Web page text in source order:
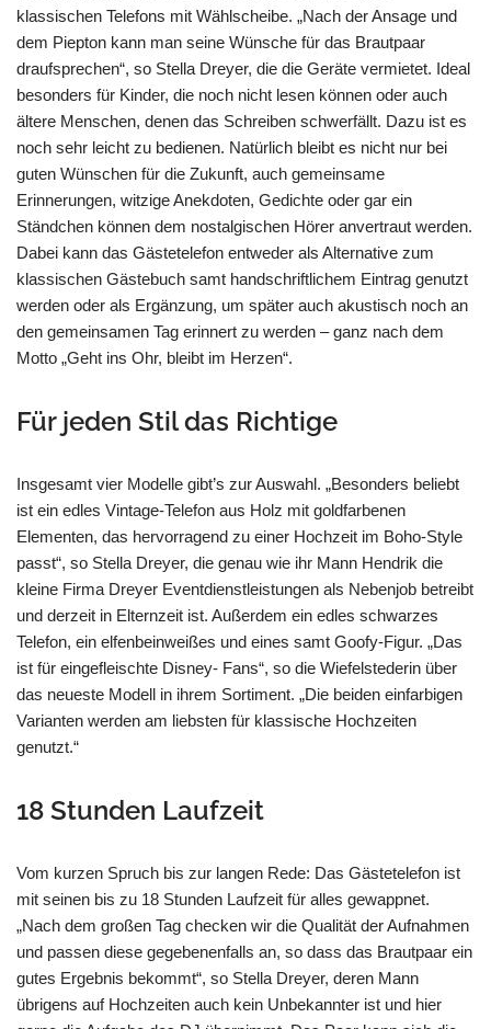
klassischen Telefons mit Wählscheibe. „Nach der Ansage und
dem Piepton kann man seine Wünsche für das Brautpaar
draufsprechen“, so Stella Dreyer, die die Geräte vermietet. Ideal
besonders für Kinder, die noch nicht lesen können oder auch
ältere Menschen, denen das Schreiben schwerfällt. Dazu ist es
noch sehr leicht zu bedienen. Natürlich bleibt es nicht nur bei
guten Wünschen für die Zukunft, auch gemeinsame
Erinnerungen, witzige Anekdoten, Gedichte oder gar ein
Ständchen können dem nostalgischen Hörer anvertraut werden.
Dabei kann das Gästetelefon entweder als Alternative zum
klassischen Gästebuch samt handschriftlichem Eintrag genutzt
werden oder als Ergänzung, um später auch akustisch noch an
den gemeinsamen Tag erinnert zu werden – ganz nach dem
Motto „Geht ins Ohr, bleibt im Herzen“.
Für jeden Stil das Richtige
Insgesamt vier Modelle gibt’s zur Auswahl. „Besonders beliebt
ist ein edles Vintage-Telefon aus Holz mit goldfarbenen
Elementen, das hervorragend zu einer Hochzeit im Boho-Style
passt“, so Stella Dreyer, die genau wie ihr Mann Hendrik die
kleine Firma Dreyer Eventdienstleistungen als Nebenjob betreibt
und derzeit in Elternzeit ist. Außerdem ein edles schwarzes
Telefon, ein elfenbeinweißes und eines samt Goofy-Figur. „Das
ist für eingefleischte Disney- Fans“, so die Wiefelstederin über
das neueste Modell in ihrem Sortiment. „Die beiden einfarbigen
Varianten werden am liebsten für klassische Hochzeiten
genutzt.“
18 Stunden Laufzeit
Vom kurzen Spruch bis zur langen Rede: Das Gästetelefon ist
mit seinen bis zu 18 Stunden Laufzeit für alles gewappnet.
„Nach dem großen Tag checken wir die Qualität der Aufnahmen
und passen diese gegebenenfalls an, so dass das Brautpaar ein
gutes Ergebnis bekommt“, so Stella Dreyer, deren Mann
übrigens auf Hochzeiten auch kein Unbekannter ist und hier